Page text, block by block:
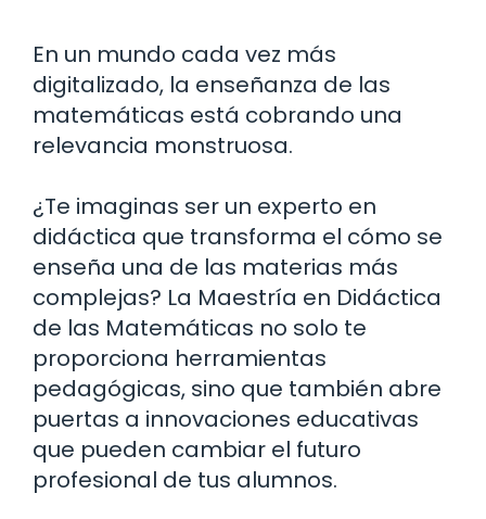
En un mundo cada vez más
digitalizado, la enseñanza de las
matemáticas está cobrando una
relevancia monstruosa.
¿Te imaginas ser un experto en
didáctica que transforma el cómo se
enseña una de las materias más
complejas? La Maestría en Didáctica
de las Matemáticas no solo te
proporciona herramientas
pedagógicas, sino que también abre
puertas a innovaciones educativas
que pueden cambiar el futuro
profesional de tus alumnos.